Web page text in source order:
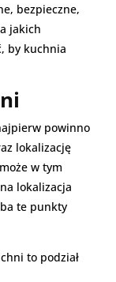
bezpieczne,
jakich
by kuchnia
powinno
lokalizację
w tym
lokalizacja
te punkty
to podział